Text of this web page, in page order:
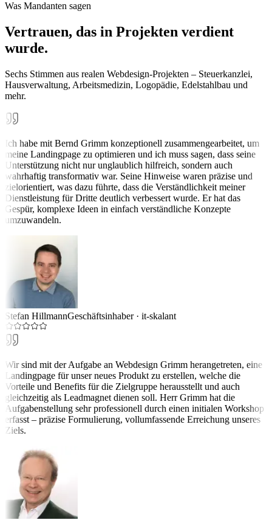
Was Mandanten sagen
Vertrauen, das in Projekten verdient
wurde.
Sechs Stimmen aus realen Webdesign-Projekten – Steuerkanzlei,
Hausverwaltung, Arbeitsmedizin, Logopädie, Edelstahlbau und
mehr.
Ich habe mit Bernd Grimm konzeptionell zusammengearbeitet, um
meine Landingpage zu optimieren und ich muss sagen, dass seine
Unterstützung nicht nur unglaublich hilfreich, sondern auch
wahrhaftig transformativ war. Seine Hinweise waren präzise und
zielorientiert, was dazu führte, dass die Verständlichkeit meiner
Dienstleistung für Dritte deutlich verbessert wurde. Er hat das
Gespür, komplexe Ideen in einfach verständliche Konzepte
umzuwandeln.
Stefan HillmannGeschäftsinhaber· it-skalant
Wir sind mit der Aufgabe an Webdesign Grimm herangetreten, eine
Landingpage für unser neues Produkt zu erstellen, welche die
Vorteile und Benefits für die Zielgruppe herausstellt und auch
gleichzeitig als Leadmagnet dienen soll. Herr Grimm hat die
Aufgabenstellung sehr professionell durch einen initialen Workshop
erfasst – präzise Formulierung, vollumfassende Erreichung unseres
Ziels.